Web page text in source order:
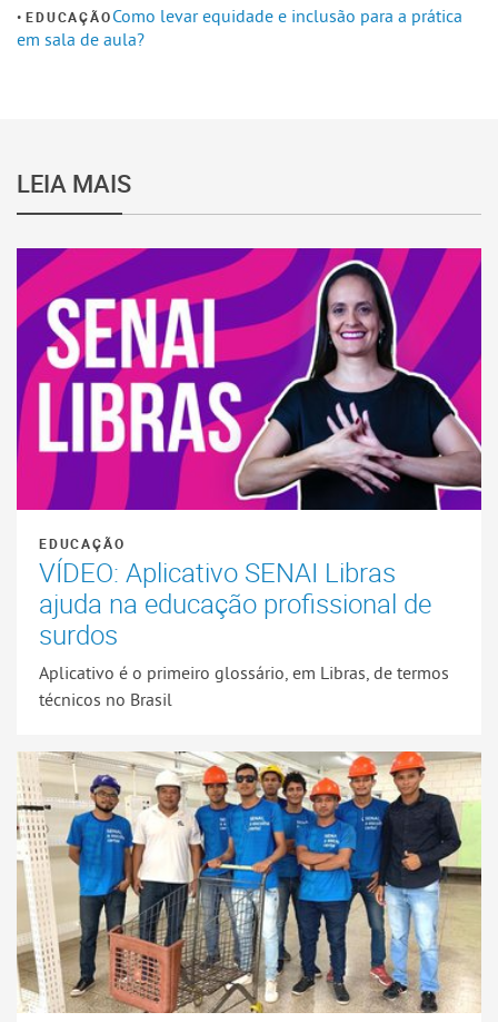
EDUCAÇÃOComo levar equidade e inclusão para a prática
em sala de aula?
LEIA MAIS
EDUCAÇÃO
VÍDEO: Aplicativo SENAI Libras
ajuda na educação profissional de
surdos
Aplicativo é o primeiro glossário, em Libras, de termos
técnicos no Brasil